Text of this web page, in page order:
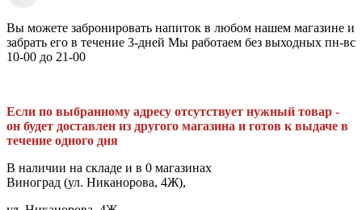
Вы можете забронировать напиток в любом нашем магазине и
забрать его в течение 3-дней Мы работаем без выходных пн-вс
10-00 до 21-00
Если по выбранному адресу отсутствует нужный товар -
он будет доставлен из другого магазина и готов к выдаче в
течение одного дня
В наличии на складе и в 0 магазинах
Виноград (ул. Никанорова, 4Ж),